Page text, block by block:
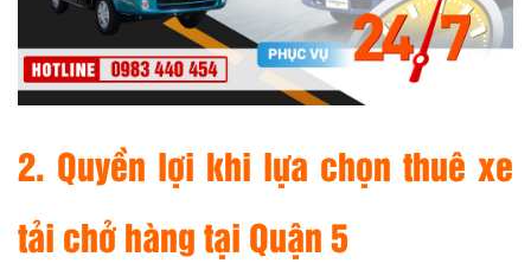
2. Quyền lợi khi lựa chọn thuê xe
tải chở hàng tại Quận 5